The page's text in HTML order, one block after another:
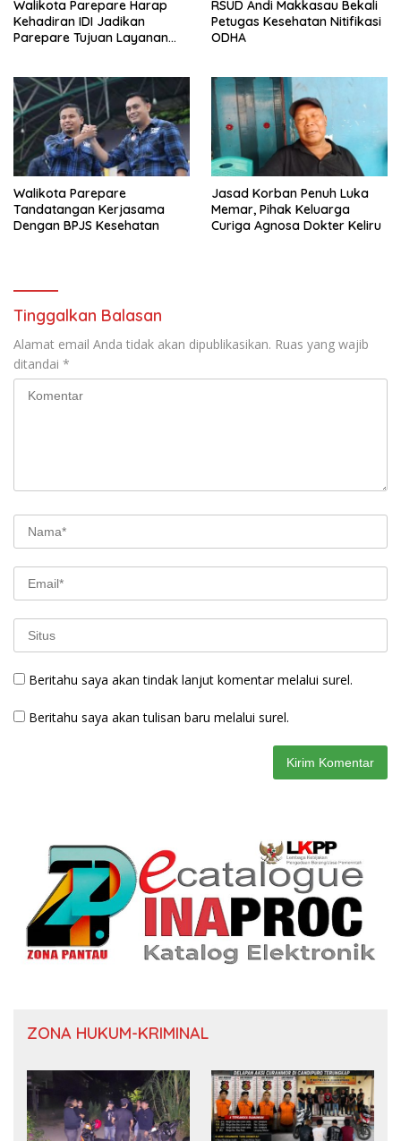
Walikota Parepare Harap
Kehadiran IDI Jadikan
Parepare Tujuan Layanan
RSUD Andi Makkasau Bekali
Petugas Kesehatan Nitifikasi
ODHA
Walikota Parepare
Tandatangan Kerjasama
Dengan BPJS Kesehatan
Jasad Korban Penuh Luka
Memar, Pihak Keluarga
Curiga Agnosa Dokter Keliru
Tinggalkan Balasan
Alamat email Anda tidak akan dipublikasikan. Ruas yang wajib
ditandai *
Beritahu saya akan tindak lanjut komentar melalui surel.
Beritahu saya akan tulisan baru melalui surel.
ZONA HUKUM-KRIMINAL